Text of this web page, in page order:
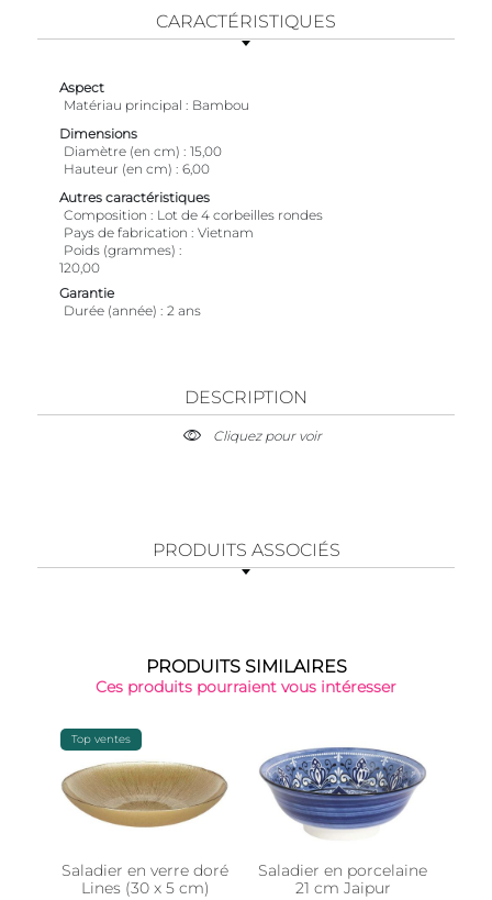
CARACTÉRISTIQUES
Aspect
Matériau principal
Bambou
Dimensions
Diamètre (en cm)
15,00
Hauteur (en cm)
6,00
Autres caractéristiques
Composition
Lot de 4 corbeilles rondes
Pays de fabrication
Vietnam
Poids (grammes)
120,00
Garantie
Durée (année)
2 ans
DESCRIPTION
Cliquez pour voir
PRODUITS ASSOCIÉS
PRODUITS SIMILAIRES
Ces produits pourraient vous intéresser
Top ventes
Saladier en verre doré
Lines (30 x 5 cm)
Saladier en porcelaine
21 cm Jaipur